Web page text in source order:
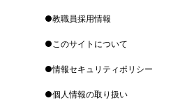
教職員採用情報
このサイトについて
情報セキュリティポリシー
個人情報の取り扱い